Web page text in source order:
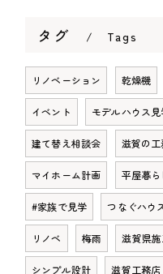
タグ Tags
リノベーション 乾燥機
イベント モデルハウス
建て替え相談会 滋賀の
マイホーム計画 平屋暮ら
#家族で見学 つなぐハウ
リノベ 梅雨 滋賀県施
シンプル設計 滋賀工務店